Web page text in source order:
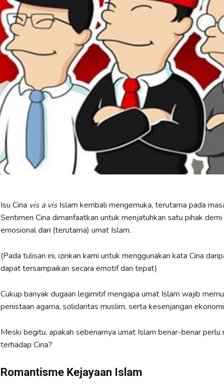
Isu Cina vis a visIslam kembali mengemuka, terutama pada
Sentimen Cina dimanfaatkan untuk menjatuhkan satu pihak
emosional dari (terutama) umat Islam.
(Pada tulisan ini, izinkan kami untuk menggunakan kata Cina
dapat tersampaikan secara emotif dan tepat)
Cukup banyak dugaan legimitif mengapa umat Islam wajib
penistaan agama, solidaritas muslim, serta kesenjangan
Meski begitu, apakah sebenarnya umat Islam benar-benar perlu
terhadap Cina?
Romantisme Kejayaan Islam